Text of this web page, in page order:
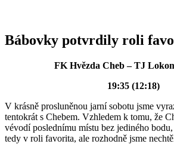
Bábovky potvrdily roli
FK Hvězda Cheb – TJ
19:35 (12:18)
V krásně prosluněnou jarní sobotu jsme
tentokrát s Chebem. Vzhledem k tomu, že
vévodí poslednímu místu bez jediného
tedy v roli favorita, ale rozhodně jsme